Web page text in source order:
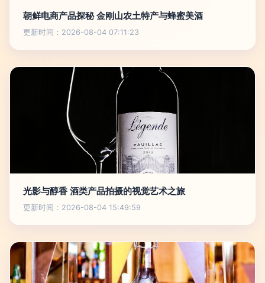
朝鲜电商产品探秘 金刚山农土特产与蜂蜜美酒
更新时间：2026-08-04 07:11:23
光影与醇香 酒类产品拍摄的视觉艺术之旅
更新时间：2026-08-04 15:49:59